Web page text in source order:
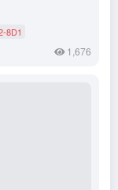
8D1
1,676